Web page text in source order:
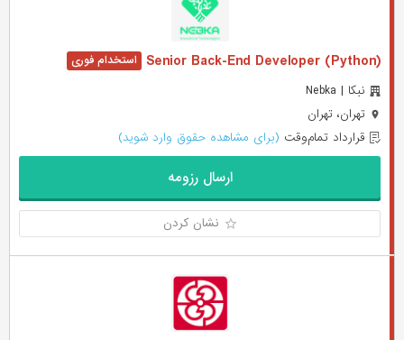
(Senior Back-End Developer (Python
نبکا | Nebka
تهران، تهران
قرارداد تمام‌وقت (برای مشاهده حقوق وارد شوید)
ارسال رزومه
نشان کردن